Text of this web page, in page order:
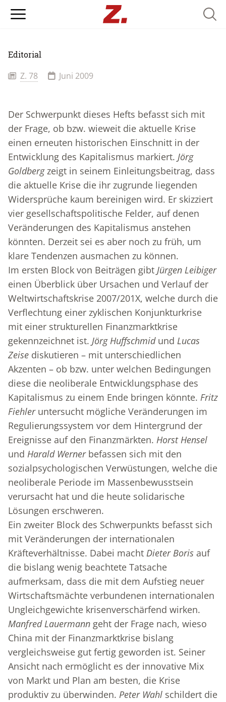
Editorial
Z. 78 Juni 2009
Der Schwerpunkt dieses Hefts befasst sich mit
der Frage, ob bzw. wieweit die aktuelle Krise
einen erneuten historischen Einschnitt in der
Entwicklung des Kapitalismus markiert. Jörg
Goldbergzeigt in seinem Einleitungsbeitrag, dass
die aktuelle Krise die ihr zugrunde liegenden
Widersprüche kaum bereinigen wird. Er skizziert
vier gesellschaftspolitische Felder, auf denen
Veränderungen des Kapitalismus anstehen
könnten. Derzeit sei es aber noch zu früh, um
klare Tendenzen ausmachen zu können.
Im ersten Block von Beiträgen gibt Jürgen Leibiger
einen Überblick über Ursachen und Verlauf der
Weltwirtschaftskrise 2007/201X, welche durch die
Verflechtung einer zyklischen Konjunkturkrise
mit einer strukturellen Finanzmarktkrise
gekennzeichnet ist. Jörg Huffschmidund Lucas
Zeise diskutieren – mit unterschiedlichen
Akzenten – ob bzw. unter welchen Bedingungen
diese die neoliberale Entwicklungsphase des
Kapitalismus zu einem Ende bringen könnte. Fritz
Fiehleruntersucht mögliche Veränderungen im
Regulierungssystem vor dem Hintergrund der
Ereignisse auf den Finanzmärkten. Horst Hensel
und Harald Wernerbefassen sich mit den
sozialpsychologischen Verwüstungen, welche die
neoliberale Periode im Massenbewusstsein
verursacht hat und die heute solidarische
Lösungen erschweren.
Ein zweiter Block des Schwerpunkts befasst sich
mit Veränderungen der internationalen
Kräfteverhältnisse. Dabei macht Dieter Boris auf
die bislang wenig beachtete Tatsache
aufmerksam, dass die mit dem Aufstieg neuer
Wirtschaftsmächte verbundenen internationalen
Ungleichgewichte krisenverschärfend wirken.
Manfred Lauermann geht der Frage nach, wieso
China mit der Finanzmarktkrise bislang
vergleichsweise gut fertig geworden ist. Seiner
Ansicht nach ermöglicht es der innovative Mix
von Markt und Plan am besten, die Krise
produktiv zu überwinden. Peter Wahl schildert die